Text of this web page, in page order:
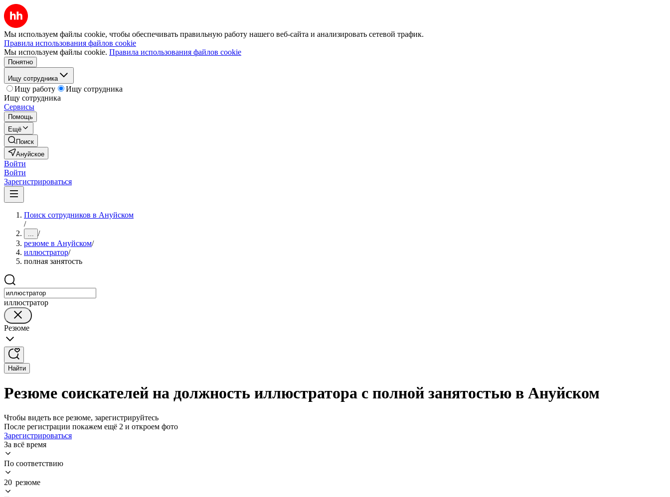
Мы используем файлы cookie, чтобы обеспечивать правильную работу нашего веб-сайта и анализировать сетевой трафик.
Правила использования файлов cookie
Мы используем файлы cookie. Правила использования файлов cookie
Понятно
Ищу сотрудника
Ищу работу
Ищу сотрудника
Ищу сотрудника
Сервисы
Помощь
Ещё
Поиск
Ануйское
Войти
Войти
Зарегистрироваться
Поиск сотрудников в Ануйском
/
... /
резюме в Ануйском/
иллюстратор/
полная занятость
иллюстратор
Резюме
Найти
Резюме соискателей на должность иллюстратора с полной занятостью в Ануйском
Чтобы видеть все резюме, зарегистрируйтесь
После регистрации покажем ещё 2 и откроем фото
Зарегистрироваться
За всё время
По соответствию
20 резюме